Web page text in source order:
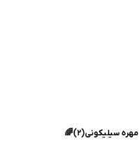
مهره سیلیکونی(۲)🌈